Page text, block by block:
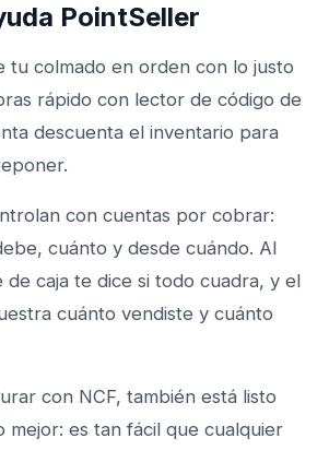
PointSeller
tu colmado en orden con lo justo
rápido con lector de código de
descuenta el inventario para
con cuentas por cobrar:
cuánto y desde cuándo. Al
caja te dice si todo cuadra, y el
cuánto vendiste y cuánto
con NCF, también está listo
mejor: es tan fácil que cualquier